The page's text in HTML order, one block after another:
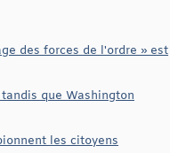
des forces de l'ordre » est
que Washington
les citoyens